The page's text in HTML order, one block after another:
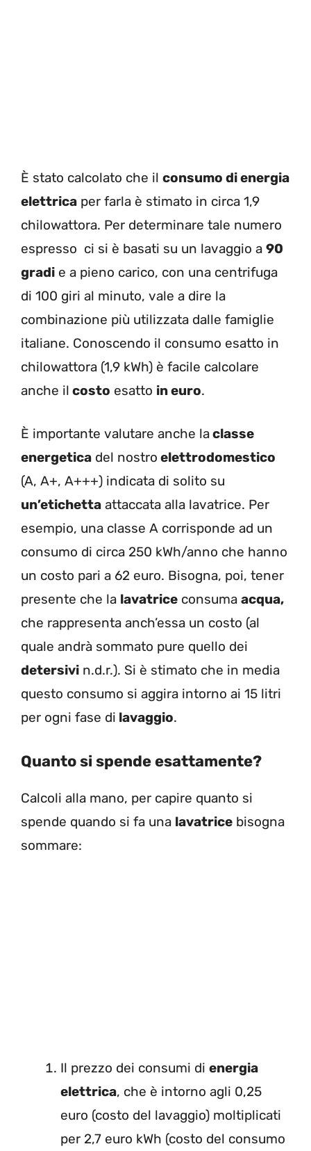
È stato calcolato che il consumo di energia
elettrica per farla è stimato in circa 1,9
chilowattora. Per determinare tale numero
espresso ci si è basati su un lavaggio a 90
gradi e a pieno carico, con una centrifuga
di 100 giri al minuto, vale a dire la
combinazione più utilizzata dalle famiglie
italiane. Conoscendo il consumo esatto in
chilowattora (1,9 kWh) è facile calcolare
anche il costo esatto in euro.
È importante valutare anche laclasse
energetica del nostro elettrodomestico
(A, A+, A+++) indicata di solito su
un’etichetta attaccata alla lavatrice. Per
esempio, una classe A corrisponde ad un
consumo di circa 250 kWh/anno che hanno
un costo pari a 62 euro. Bisogna, poi, tener
presente che la lavatrice consuma acqua,
che rappresenta anch’essa un costo (al
quale andrà sommato pure quello dei
detersivi n.d.r.). Si è stimato che in media
questo consumo si aggira intorno ai 15 litri
per ogni fase di lavaggio.
Quanto si spende esattamente?
Calcoli alla mano, per capire quanto si
spende quando si fa una lavatrice bisogna
sommare:
Il prezzo dei consumi di energia
elettrica, che è intorno agli 0,25
euro (costo del lavaggio) moltiplicati
per 2,7 euro kWh (costo del consumo